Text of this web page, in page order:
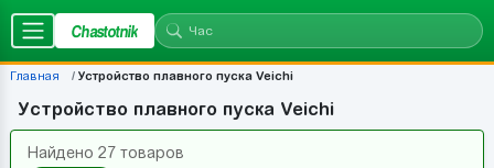
Chastotnik
Главная Устройство плавного пуска Veichi
Устройство плавного пуска Veichi
Найдено 27 товаров